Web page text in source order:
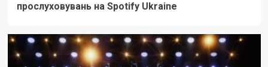
прослуховувань на Spotify Ukraine